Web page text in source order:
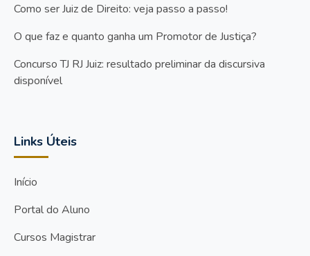
Como ser Juiz de Direito: veja passo a passo!
O que faz e quanto ganha um Promotor de Justiça?
Concurso TJ RJ Juiz: resultado preliminar da discursiva
disponível
Links Úteis
Início
Portal do Aluno
Cursos Magistrar